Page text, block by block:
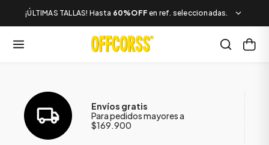
¡ÚLTIMAS TALLAS! Hasta 60%OFF en ref. seleccionadas.
Envíos gratis
Para pedidos mayores a
$169.900